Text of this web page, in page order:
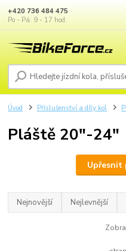
+420 736 484 475
Po - Pá: 9 - 17 hod.
Úvod Příslušenství a díly kol
Pláště 20"-24"
Upřesnit
Nejnovější Nejlevnější